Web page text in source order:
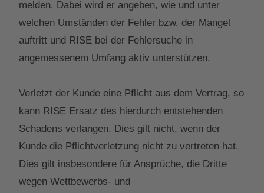
melden. Dabei wird er angeben, wie und unter
welchen Umständen der Fehler bzw. der Mangel
auftritt und RISE bei der Fehlersuche in
angemessenem Umfang aktiv unterstützen.
Verletzt der Kunde eine Pflicht aus dem Vertrag, so
kann RISE Ersatz des hierdurch entstehenden
Schadens verlangen. Dies gilt nicht, wenn der
Kunde die Pflichtverletzung nicht zu vertreten hat.
Dies gilt insbesondere für Ansprüche, die Dritte
wegen Wettbewerbs- und